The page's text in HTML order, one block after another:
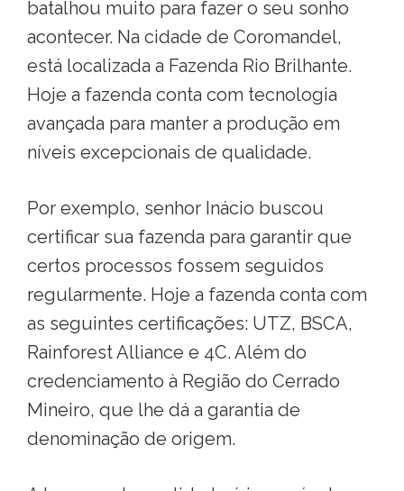
batalhou muito para fazer o seu sonho
acontecer. Na cidade de Coromandel,
está localizada a Fazenda Rio Brilhante.
Hoje a fazenda conta com tecnologia
avançada para manter a produção em
níveis excepcionais de qualidade.
Por exemplo, senhor Inácio buscou
certificar sua fazenda para garantir que
certos processos fossem seguidos
regularmente. Hoje a fazenda conta com
as seguintes certificações: UTZ, BSCA,
Rainforest Alliance e 4C. Além do
credenciamento à Região do Cerrado
Mineiro, que lhe dá a garantia de
denominação de origem.